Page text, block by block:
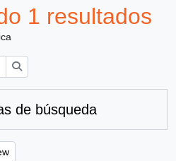
1 resultados
de búsqueda